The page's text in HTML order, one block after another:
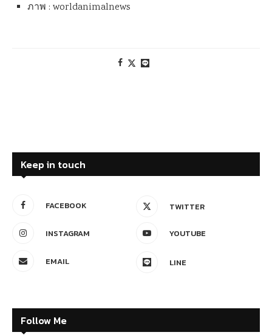
ภาพ : worldanimalnews
Keep in touch
FACEBOOK TWITTER
INSTAGRAM YOUTUBE
EMAIL LINE
Follow Me